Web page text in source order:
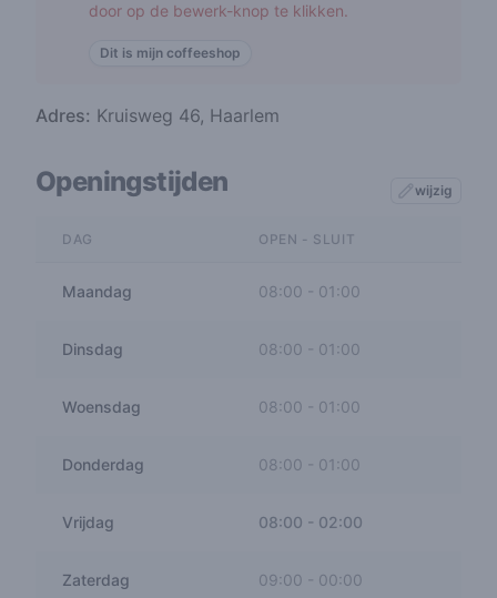
door op de bewerk-knop te klikken.
Dit is mijn coffeeshop
Adres: Kruisweg 46, Haarlem
Openingstijden wijzig
DAG OPEN - SLUIT
Maandag 08:00 - 01:00
Dinsdag 08:00 01:00
Woensdag 08:00 - 01:00
Donderdag 08:00 01:00
Vrijdag 08:00 - 02:00
Zaterdag 09:00 00:00